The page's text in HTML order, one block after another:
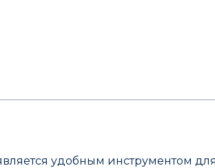
удобным инструментом